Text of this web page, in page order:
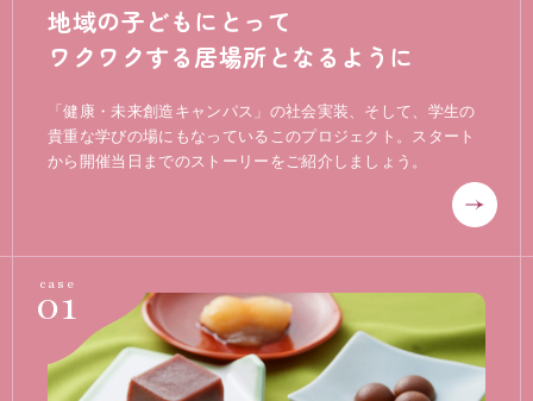
地域の子どもにとって
ワクワクする居場所となるように
「健康・未来創造キャンパス」の社会実装、そして、学生の
貴重な学びの場にもなっているこのプロジェクト。スタート
から開催当日までのストーリーをご紹介しましょう。
01